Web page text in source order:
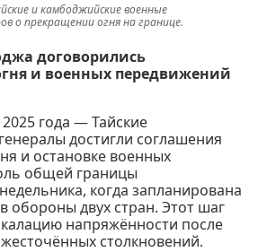
и камбоджийские военные
о прекращении огня на границе.
договорились
и военных передвижений
года — Тайские
достигли соглашения
и остановке военных
общей границы
когда запланирована
обороны двух стран. Этот шаг
напряжённости после
столкновений.